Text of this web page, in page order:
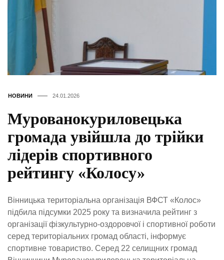
НОВИНИ 24.01.2026
Мурованокуриловецька
громада увійшла до трійки
лідерів спортивного
рейтингу «Колосу»
Вінницька територіальна організація ВФСТ «Колос»
підбила підсумки 2025 року та визначила рейтинг з
організації фізкультурно-оздоровчої і спортивної роботи
серед територіальних громад області, інформує
спортивне товариство. Серед 22 селищних громад